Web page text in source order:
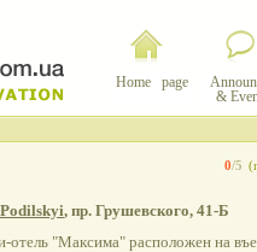
Home page
&
0/5
, пр. Грушевского, 41-Б
отель "Максима" расположен на